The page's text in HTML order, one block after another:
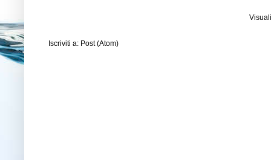
Iscriviti a: Post (Atom)